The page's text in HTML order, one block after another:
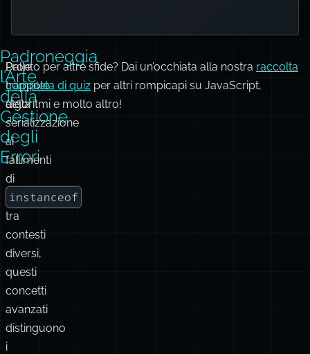
Padroneggia
l’Arte
della
Gestione
degli
Errori
Dalle
trappole
della
serializzazione
ai
fallimenti
di
instanceof
tra
contesti
diversi,
questi
concetti
avanzati
distinguono
i
Pronto per altre sfide? Dai un’occhiata alla nostra raccolta
completa di quiz per altri rompicapi su JavaScript,
algoritmi e molto altro!